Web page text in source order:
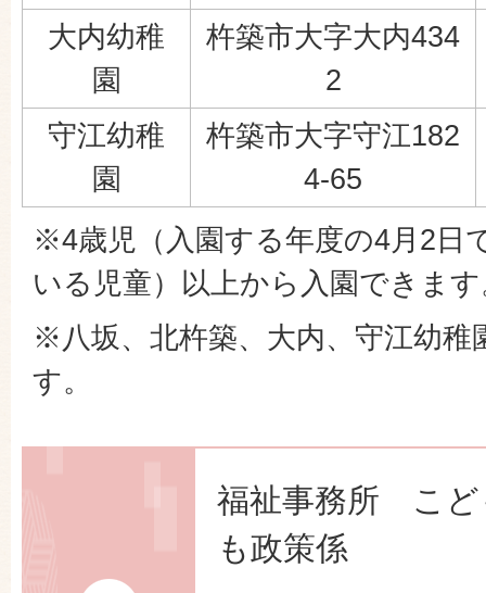
大内幼稚
園
杵築市大字大内434
2
守江幼稚
園
杵築市大字守江182
4-65
※4歳児（入園する年度の4月2日
いる児童）以上から入園できま
※八坂、北杵築、大内、守江幼稚
す。
福祉事務所 こ
も政策係